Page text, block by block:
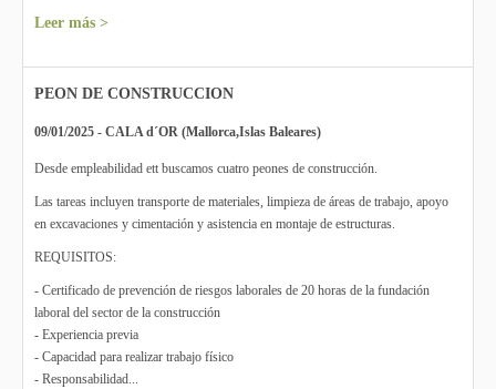
Leer más >
PEON DE CONSTRUCCION
09/01/2025 - CALA d´OR (Mallorca,Islas Baleares)
Desde empleabilidad ett buscamos cuatro peones de construcción.
Las tareas incluyen transporte de materiales, limpieza de áreas de trabajo, apoyo
en excavaciones y cimentación y asistencia en montaje de estructuras.
REQUISITOS:
- Certificado de prevención de riesgos laborales de 20 horas de la fundación
laboral del sector de la construcción
- Experiencia previa
- Capacidad para realizar trabajo físico
- Responsabilidad...